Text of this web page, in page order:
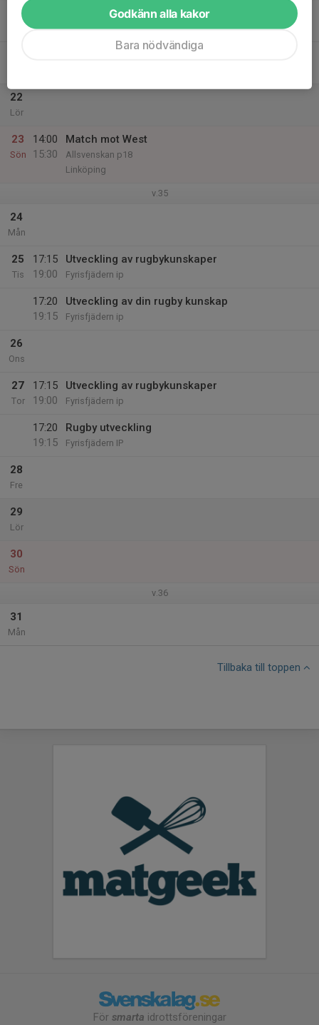
19:15
Rugby utveckling
Fyrisfjädern IP
22
Lör
23
Sön
14:00
15:30
Match mot West
Allsvenskan p18
Linköping
v.35
24
Mån
25
Tis
17:15
19:00
Utveckling av rugbykunskaper
Fyrisfjädern ip
17:20
19:15
Utveckling av din rugby kunskap
Fyrisfjädern ip
26
Ons
27
Tor
17:15
19:00
Utveckling av rugbykunskaper
Fyrisfjädern ip
17:20
19:15
Rugby utveckling
Fyrisfjädern IP
28
Fre
29
Lör
30
Sön
v.36
31
Mån
Tillbaka till toppen
För smarta idrottsföreningar
Godkänn alla kakor
Bara nödvändiga